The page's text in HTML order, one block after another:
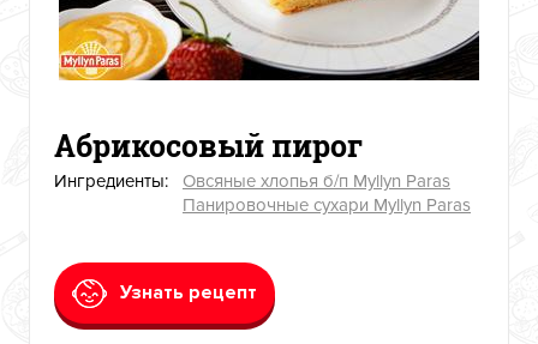
Абрикосовый пирог
Ингредиенты:
Овсяные хлопья б/п Myllyn Paras
Панировочные сухари Myllyn Paras
Узнать рецепт